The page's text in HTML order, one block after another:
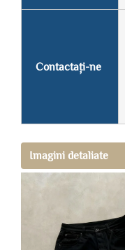
Contactați-ne
Imagini detaliate